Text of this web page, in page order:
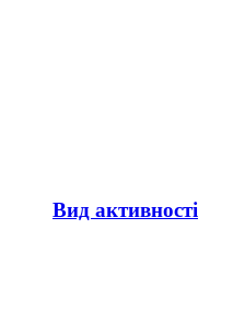
Вид активності